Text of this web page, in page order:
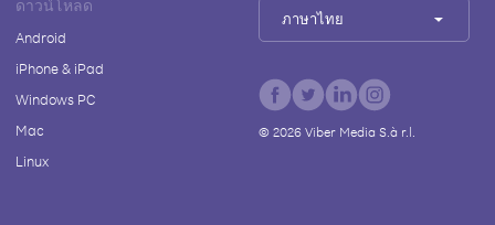
ดาวน์โหลด
Android
iPhone & iPad
Windows PC
Mac
Linux
ภาษาไทย
© 2026Viber Media S.à r.l.